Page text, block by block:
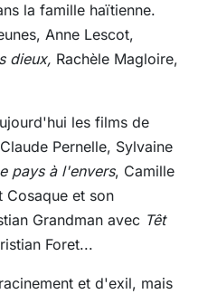
la famille haïtienne.
Anne Lescot,
dieux, Rachèle Magloire,
les films de
Pernelle, Sylvaine
pays à l'envers, Camille
Cosaque et son
Grandman avec Têt
Foret...
et d'exil, mais